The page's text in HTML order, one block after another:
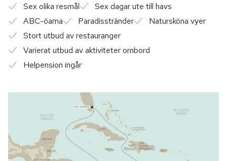
Sex olika resmål
Sex dagar ute till havs
ABC-öarna
Paradisstränder
Natursköna vyer
Stort utbud av restauranger
Varierat utbud av aktiviteter ombord
Helpension ingår